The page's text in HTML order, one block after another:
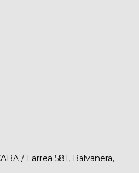
/ Larrea 581, Balvanera,